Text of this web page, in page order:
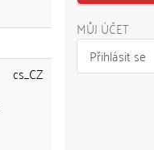
cs_CZ
MŮJ ÚČET
Přihlásit se